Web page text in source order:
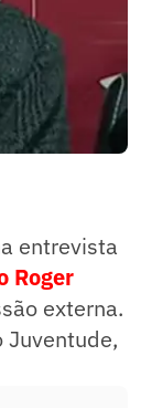
entrevista
Roger
externa.
Juventude,